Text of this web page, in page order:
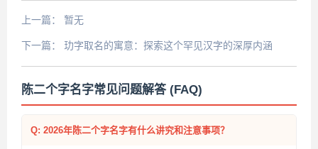
上一篇： 暂无
下一篇： 玏字取名的寓意：探索这个罕见汉字的深厚内涵
陈二个字名字常见问题解答 (FAQ)
Q: 2026年陈二个字名字有什么讲究和注意事项？